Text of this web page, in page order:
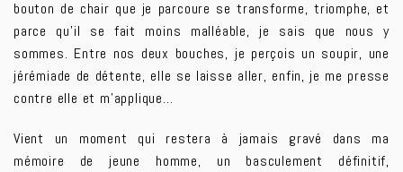
bouton de chair que je parcoure se transforme, triomphe, et
parce qu’il se fait moins malléable, je sais que nous y
sommes. Entre nos deux bouches, je perçois un soupir, une
jérémiade de détente, elle se laisse aller, enfin, je me presse
contre elle et m’applique…
Vient un moment qui restera à jamais gravé dans ma
mémoire de jeune homme, un basculement définitif,